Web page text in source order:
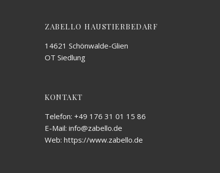
ZABELLO HAUSTIERBEDARF
14621 Schönwalde-Glien
OT Siedlung
KONTAKT
Telefon: +49 176 31 01 15 86
E-Mail: info@zabello.de
Web: https://www.zabello.de